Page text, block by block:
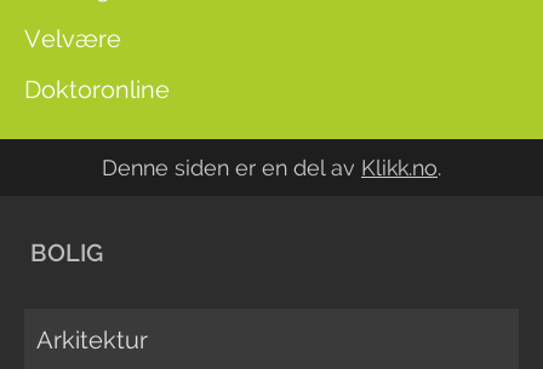
Velvære
Doktoronline
Denne siden er en del av Klikk.no.
BOLIG
Arkitektur